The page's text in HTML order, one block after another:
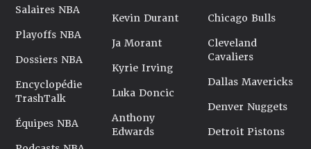
Salaires NBA
Playoffs NBA
Dossiers NBA
Encyclopédie
TrashTalk
Équipes NBA
Kevin Durant
Ja Morant
Kyrie Irving
Luka Doncic
Anthony
Edwards
Chicago Bulls
Cleveland
Cavaliers
Dallas Mavericks
Denver Nuggets
Detroit Pistons